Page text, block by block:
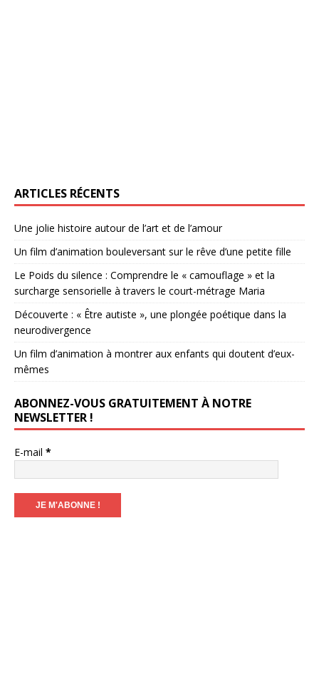
ARTICLES RÉCENTS
Une jolie histoire autour de l’art et de l’amour
Un film d’animation bouleversant sur le rêve d’une petite fille
Le Poids du silence : Comprendre le « camouflage » et la
surcharge sensorielle à travers le court-métrage Maria
Découverte : « Être autiste », une plongée poétique dans la
neurodivergence
Un film d’animation à montrer aux enfants qui doutent d’eux-
mêmes
ABONNEZ-VOUS GRATUITEMENT À NOTRE
NEWSLETTER !
E-mail *